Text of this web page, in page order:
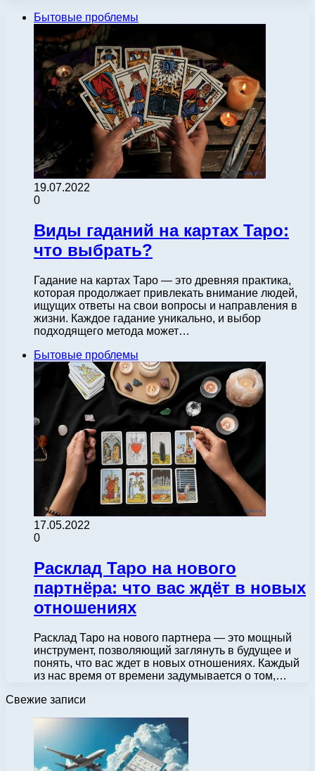
Бытовые проблемы
19.07.2022
0
Виды гаданий на картах Таро:
что выбрать?
Гадание на картах Таро — это древняя практика,
которая продолжает привлекать внимание людей,
ищущих ответы на свои вопросы и направления в
жизни. Каждое гадание уникально, и выбор
подходящего метода может…
Бытовые проблемы
17.05.2022
0
Расклад Таро на нового
партнёра: что вас ждёт в новых
отношениях
Расклад Таро на нового партнера — это мощный
инструмент, позволяющий заглянуть в будущее и
понять, что вас ждет в новых отношениях. Каждый
из нас время от времени задумывается о том,…
Свежие записи